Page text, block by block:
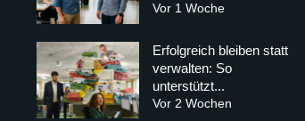
Vor 1 Woche
Erfolgreich bleiben statt
verwalten: So
unterstützt...
Vor 2 Wochen